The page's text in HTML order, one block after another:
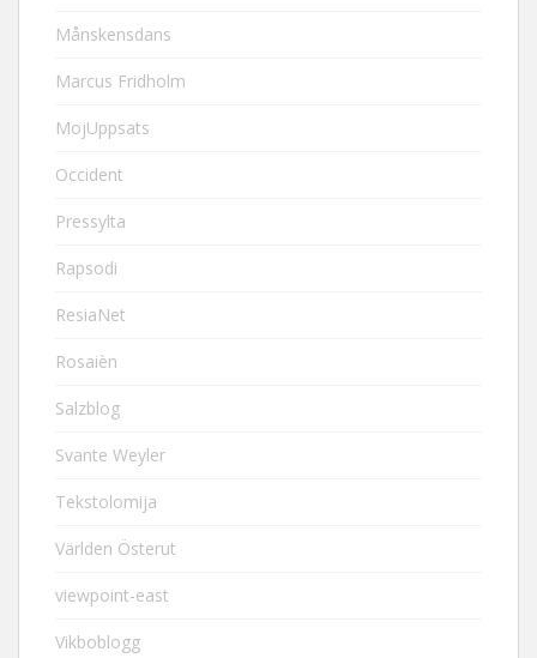
Månskensdans
Marcus Fridholm
MojUppsats
Occident
Pressylta
Rapsodi
ResiaNet
Rosaièn
Salzblog
Svante Weyler
Tekstolomija
Världen Österut
viewpoint-east
Vikboblogg